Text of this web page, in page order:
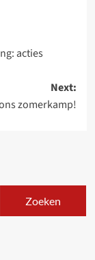
acties
Next:
zomerkamp!
Zoeken